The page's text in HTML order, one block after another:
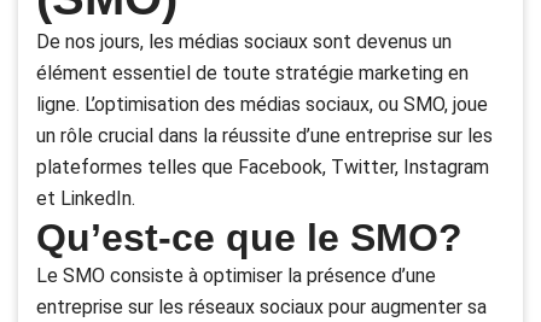
De nos jours, les médias sociaux sont devenus un
élément essentiel de toute stratégie marketing en
ligne. L’optimisation des médias sociaux, ou SMO, joue
un rôle crucial dans la réussite d’une entreprise sur les
plateformes telles que Facebook, Twitter, Instagram
et LinkedIn.
Qu’est-ce que le SMO?
Le SMO consiste à optimiser la présence d’une
entreprise sur les réseaux sociaux pour augmenter sa